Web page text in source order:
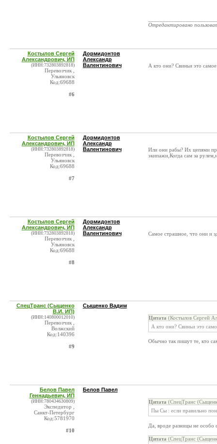
Отредактировано
Костылов Сергей
Александрович, ИП
(ИНН:732803892818)
Перевозчик ,
Ульяновск
Код:69688
#6
Дормидонтов
Александр
Валентинович
А кто они? Свиньи это
Костылов Сергей
Александрович, ИП
(ИНН:732803892818)
Перевозчик ,
Ульяновск
Код:69688
#7
Дормидонтов
Александр
Валентинович
Или они рабы? Их цепями
экипажи,Когда сам за
Костылов Сергей
Александрович, ИП
(ИНН:732803892818)
Перевозчик ,
Ульяновск
Код:69688
#8
Дормидонтов
Александр
Валентинович
Самое страшное, что они и
СпецТранс (Сыщенко
В.И. ИП)
(ИНН:140800012010)
Перевозчик ,
Волжский
Код:140396
#9
Сыщенко Вадим
Цитата (Костылов Сергей
А кто они? Свиньи это
Обычно так пишут те, кто
Белов Павел
Геннадьевич, ИП
(ИНН:780434630809)
Экспедитор ,
Санкт-Петербург
Код:5781970
#10
Белов Павел
Цитата (СпецТранс
Пы Сы : если правильно
Да, вроде разницы не особо
Цитата (СпецТранс